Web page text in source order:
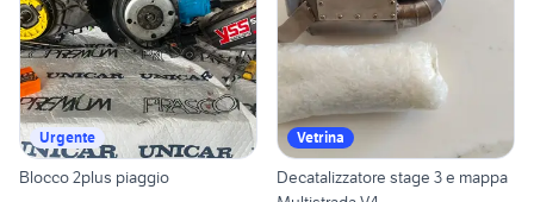
Urgente
Blocco 2plus piaggio
Vetrina
Decatalizzatore stage 3 e mappa